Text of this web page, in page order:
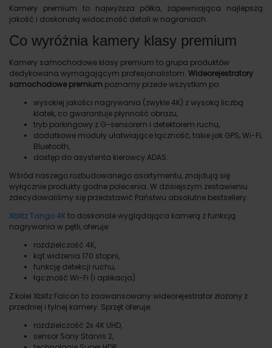
Kamery premium to najwyższa półka, zapewniająca najlepszą
jakość i doskonałą widoczność detali w nagraniach.
Co wyróżnia kamery klasy premium
Kamery samochodowe klasy premium to grupa produktów
dedykowana wymagającym profesjonalistom. Wideorejestratory
samochodowe premium poznamy przede wszystkim po:
wysokiej jakości nagrywania (zwykle 4K) z wysoką liczbą
klatek, co gwarantuje płynność obrazu,
tryb parkingowy z G-sensorem i detektorem ruchu,
dodatkowe moduły ułatwiające łączność, takie jak GPS, Wi-Fi,
Bluetooth,
dostęp do asystenta kierowcy ADAS.
Wśród naszego rozbudowanego asortymentu, znajdują się
wyłącznie produkty godne polecenia. W dzisiejszym zestawieniu
zdecydowaliśmy się przedstawić Państwu absolutne bestsellery.
Xblitz Tango 4Kto doskonale wyglądająca kamerą z funkcją
nagrywania w pętli, oferuje:
rozdzielczość 4K,
kąt widzenia 170 stopni,
funkcję detekcji ruchu,
łączność Wi-Fi (i aplikacja).
Z kolei Xblitz Falcon to zaawansowany wideorejestrator złożony z
przedniej i tylnej kamery. Sprzęt oferuje:
rozdzielczość 2x 4K UHD,
sensor Sony Starvis 2,